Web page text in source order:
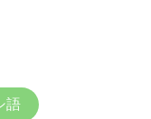
語